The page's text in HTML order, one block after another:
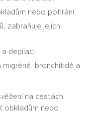
nebo potírání
zabraňuje jejich
depilaci
bronchitidě a
na cestách
obkladům nebo